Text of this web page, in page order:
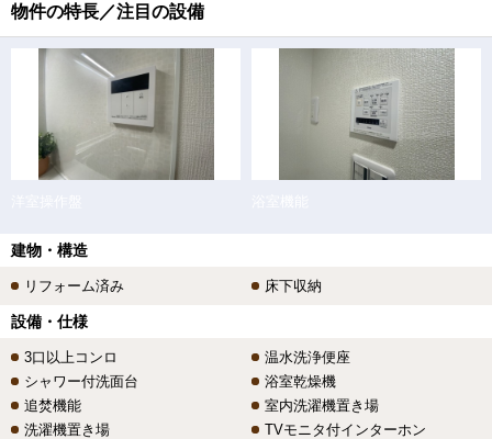
物件の特長／注目の設備
建物・構造
リフォーム済み 床下収納
設備・仕様
3口以上コンロ
温水洗浄便座
シャワー付洗面台
浴室乾燥機
追焚機能
室内洗濯機置き場
洗濯機置き場
TVモニタ付インターホン